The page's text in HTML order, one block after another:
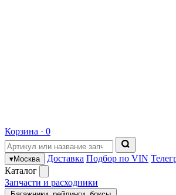
Корзина · 0
▾Москва Доставка Подбор по VIN
Каталог
Запчасти и расходники